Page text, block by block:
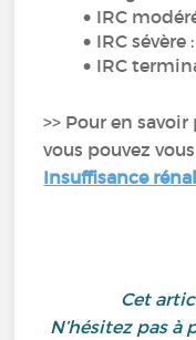
IRC
IRC sévère
IRC
>> Pour en
vous pouvez
Insuffisance
Cet
N’hésitez pas à